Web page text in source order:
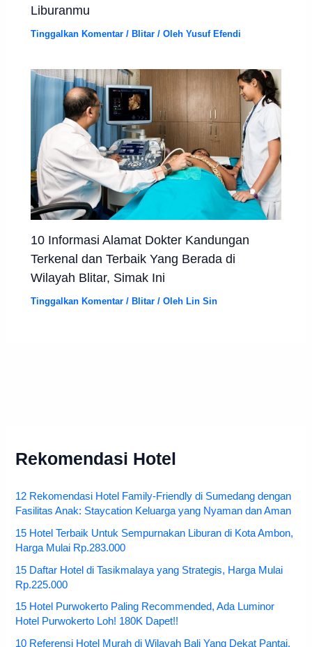
Liburanmu
Tinggalkan Komentar / Blitar / OlehYusuf Efendi
10 Informasi Alamat Dokter Kandungan
Terkenal dan Terbaik Yang Berada di
Wilayah Blitar, Simak Ini
Tinggalkan Komentar / Blitar / Oleh Lin Sin
Rekomendasi Hotel
12 Rekomendasi Hotel Family-Friendly di Sumedang dengan
Fasilitas Anak: Staycation Keluarga yang Nyaman dan Aman
15 Hotel Terbaik Untuk Sempurnakan Liburan di Kota Ambon,
Harga Mulai Rp.283.000
15 Daftar Hotel di Tasikmalaya yang Strategis, Harga Mulai
Rp.225.000
15 Hotel Purwokerto Paling Recommended, Ada Luminor
Hotel Purwokerto Loh! 180K Dapet!!
10 Referensi Hotel Murah di Wilayah Bali Yang Dekat Pantai,